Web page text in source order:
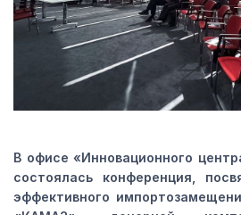
В офисе «Инновационного
состоялась конференция,
эффективного